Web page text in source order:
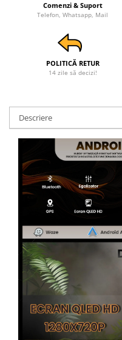
Comenzi & Suport
Telefon, Whatsapp, Mail
POLITICĂ RETUR
14 zile să decizi!
Descriere